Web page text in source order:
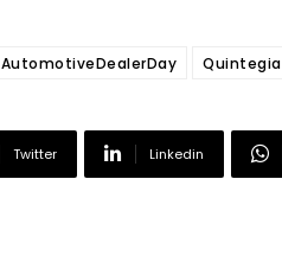
AutomotiveDealerDay Quintegia
Twitter Linkedin